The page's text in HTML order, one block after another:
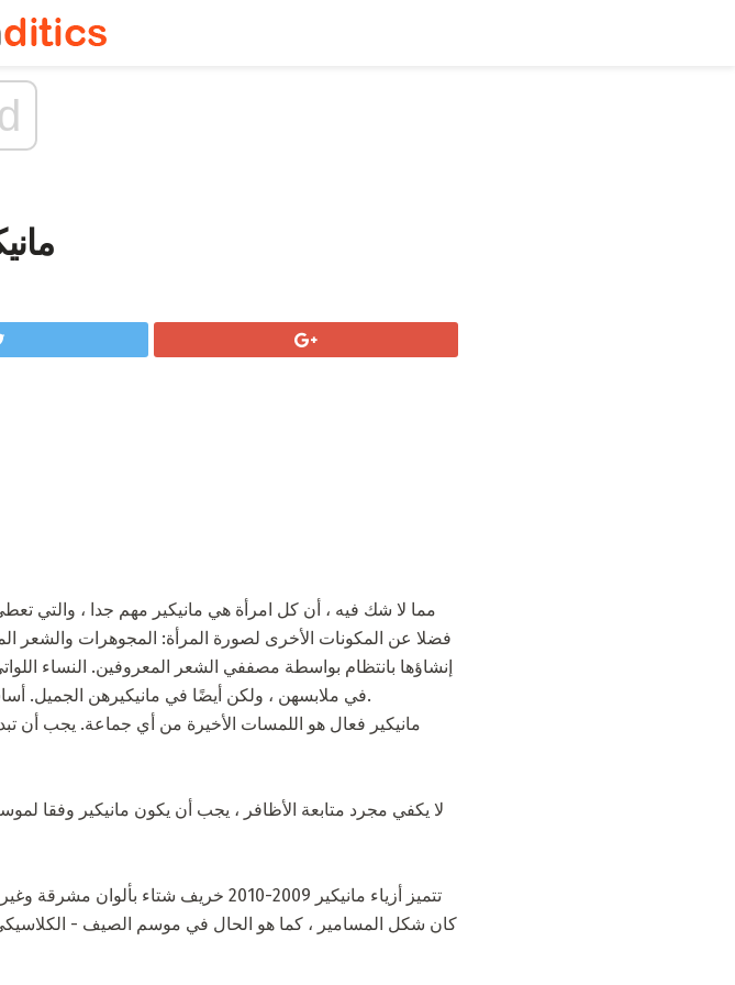
فضلا عن المكونات الأخرى لصورة المرأة: المجوهرات والشعر
إنشاؤها بانتظام بواسطة مصففي الشعر المعروفين. النساء
في ملابسهن ، ولكن أيضًا في مانيكيرهن الجميل. أساسا كل امرأة محترمة ذاتيا تحترم دائما اهتماما كبيرا لظهور أظافرها.
مانيكير فعال هو اللمسات الأخيرة من أي جماعة. يجب أن تبدو
لا يكفي مجرد متابعة الأظافر ، يجب أن يكون مانيكير وفقا
تتميز أزياء مانيكير 2009-2010 خريف
كان شكل المسامير ، كما هو الحال في موسم الصيف -